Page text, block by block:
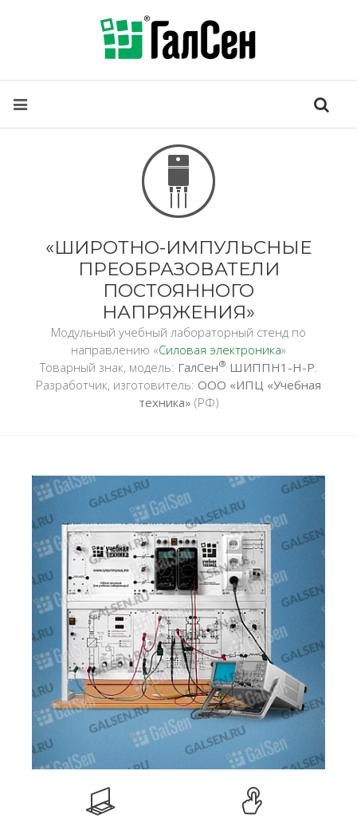
«ШИРОТНО-ИМПУЛЬСНЫЕ
ПРЕОБРАЗОВАТЕЛИ
ПОСТОЯННОГО
НАПРЯЖЕНИЯ»
Модульный учебный лабораторный стенд по
направлению «Силовая электроника»
Товарный знак, модель: ГалСен® ШИППН1-Н-Р.
Разработчик, изготовитель: ООО «ИПЦ «Учебная
техника» (РФ)